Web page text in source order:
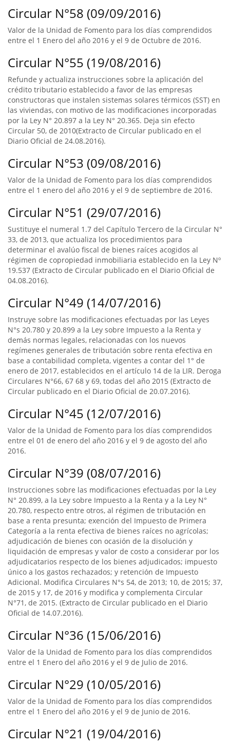
Circular N°58 (09/09/2016)
Valor de la Unidad de Fomento para los días comprendidos
entre el 1 Enero del año 2016 y el 9 de Octubre de 2016.
Circular N°55 (19/08/2016)
Refunde y actualiza instrucciones sobre la aplicación del
crédito tributario establecido a favor de las empresas
constructoras que instalen sistemas solares térmicos (SST) en
las viviendas, con motivo de las modificaciones incorporadas
por la Ley N° 20.897 a la Ley N° 20.365. Deja sin efecto
Circular 50, de 2010(Extracto de Circular publicado en el
Diario Oficial de 24.08.2016).
Circular N°53 (09/08/2016)
Valor de la Unidad de Fomento para los días comprendidos
entre el 1 enero del año 2016 y el 9 de septiembre de 2016.
Circular N°51 (29/07/2016)
Sustituye el numeral 1.7 del Capítulo Tercero de la Circular N°
33, de 2013, que actualiza los procedimientos para
determinar el avalúo fiscal de bienes raíces acogidos al
régimen de copropiedad inmobiliaria establecido en la Ley Nº
19.537 (Extracto de Circular publicado en el Diario Oficial de
04.08.2016).
Circular N°49 (14/07/2016)
Instruye sobre las modificaciones efectuadas por las Leyes
N°s 20.780 y 20.899 a la Ley sobre Impuesto a la Renta y
demás normas legales, relacionadas con los nuevos
regímenes generales de tributación sobre renta efectiva en
base a contabilidad completa, vigentes a contar del 1° de
enero de 2017, establecidos en el artículo 14 de la LIR. Deroga
Circulares N°66, 67 68 y 69, todas del año 2015 (Extracto de
Circular publicado en el Diario Oficial de 20.07.2016).
Circular N°45 (12/07/2016)
Valor de la Unidad de Fomento para los días comprendidos
entre el 01 de enero del año 2016 y el 9 de agosto del año
2016.
Circular N°39 (08/07/2016)
Instrucciones sobre las modificaciones efectuadas por la Ley
N° 20.899, a la Ley sobre Impuesto a la Renta y a la Ley N°
20.780, respecto entre otros, al régimen de tributación en
base a renta presunta; exención del Impuesto de Primera
Categoría a la renta efectiva de bienes raíces no agrícolas;
adjudicación de bienes con ocasión de la disolución y
liquidación de empresas y valor de costo a considerar por los
adjudicatarios respecto de los bienes adjudicados; impuesto
único a los gastos rechazados; y retención de Impuesto
Adicional. Modifica Circulares N°s 54, de 2013; 10, de 2015; 37,
de 2015 y 17, de 2016 y modifica y complementa Circular
N°71, de 2015. (Extracto de Circular publicado en el Diario
Oficial de 14.07.2016).
Circular N°36 (15/06/2016)
Valor de la Unidad de Fomento para los días comprendidos
entre el 1 Enero del año 2016 y el 9 de Julio de 2016.
Circular N°29 (10/05/2016)
Valor de la Unidad de Fomento para los días comprendidos
entre el 1 Enero del año 2016 y el 9 de Junio de 2016.
Circular N°21 (19/04/2016)